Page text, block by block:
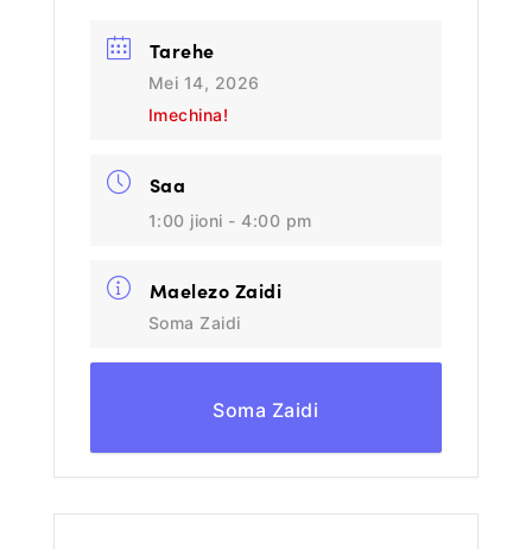
Tarehe
Mei 14, 2026
Imechina!
Saa
1:00 jioni - 4:00 pm
Maelezo Zaidi
Soma Zaidi
Soma Zaidi